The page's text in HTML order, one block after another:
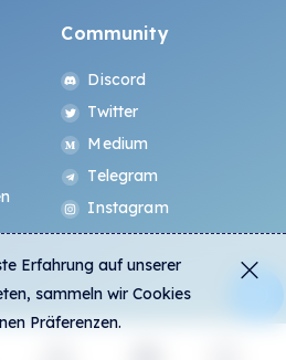
Community
Discord
Twitter
Medium
Telegram
Instagram
Erfahrung auf unserer
sammeln wir Cookies
Präferenzen.